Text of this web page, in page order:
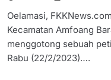
Oelamasi,
Kecamatan Amfoang
menggotong sebuah
Rabu (22/2/2023)….